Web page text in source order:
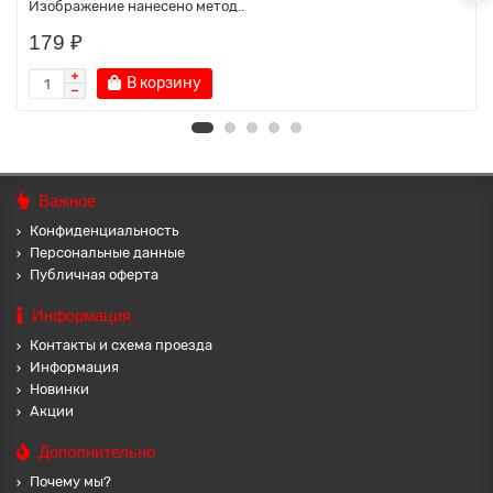
Изображение нанесено метод..
179 ₽
В корзину
Важное
Конфиденциальность
Персональные данные
Публичная оферта
Информация
Контакты и схема проезда
Информация
Новинки
Акции
Дополнительно
Почему мы?